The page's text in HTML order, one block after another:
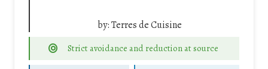
by:Terres de Cuisine
Strict avoidance and reduction at source